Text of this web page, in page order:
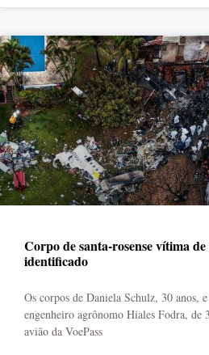
Corpo de santa-rosense vítima de
identificado
Os corpos de Daniela Schulz, 30 anos,
engenheiro agrônomo Hiales Fodra, de
avião da VoePass